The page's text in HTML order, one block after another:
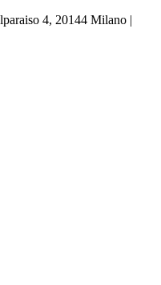
4, 20144 Milano |